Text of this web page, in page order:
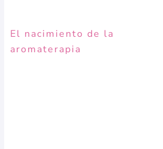
El nacimiento de la
aromaterapia